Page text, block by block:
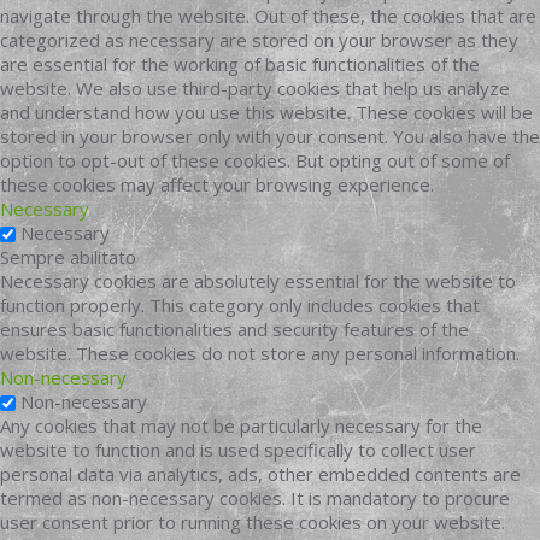
navigate through the website. Out of these, the cookies that are
categorized as necessary are stored on your browser as they
are essential for the working of basic functionalities of the
website. We also use third-party cookies that help us analyze
and understand how you use this website. These cookies will be
stored in your browser only with your consent. You also have the
option to opt-out of these cookies. But opting out of some of
these cookies may affect your browsing experience.
Necessary
Necessary
Sempre abilitato
Necessary cookies are absolutely essential for the website to
function properly. This category only includes cookies that
ensures basic functionalities and security features of the
website. These cookies do not store any personal information.
Non-necessary
Non-necessary
Any cookies that may not be particularly necessary for the
website to function and is used specifically to collect user
personal data via analytics, ads, other embedded contents are
termed as non-necessary cookies. It is mandatory to procure
user consent prior to running these cookies on your website.